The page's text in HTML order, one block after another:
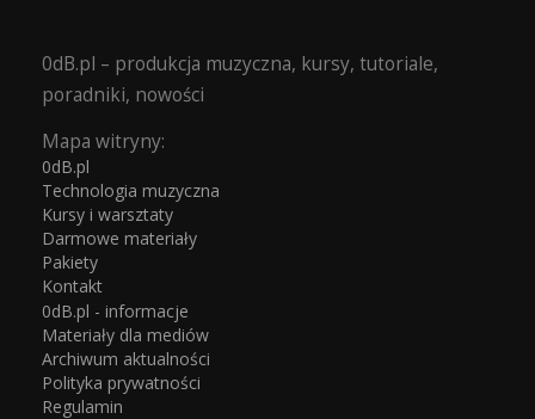
0dB.pl – produkcja muzyczna, kursy, tutoriale,
poradniki, nowości
Mapa witryny:
0dB.pl
Technologia muzyczna
Kursy i warsztaty
Darmowe materiały
Pakiety
Kontakt
0dB.pl - informacje
Materiały dla mediów
Archiwum aktualności
Polityka prywatności
Regulamin